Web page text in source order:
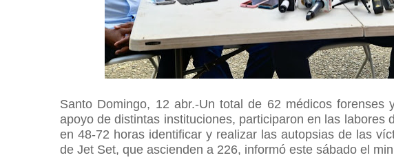
Santo Domingo, 12 abr.-Un total de 62 médicos
apoyo de distintas instituciones, participaron en las labores
en 48-72 horas identificar y realizar las autopsias de las
de Jet Set, que ascienden a 226, informó este sábado el